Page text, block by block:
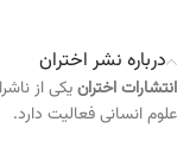
درباره نشر اختران
انتشارات اخترانیکی از
علوم انسانی فعالیت دارد.